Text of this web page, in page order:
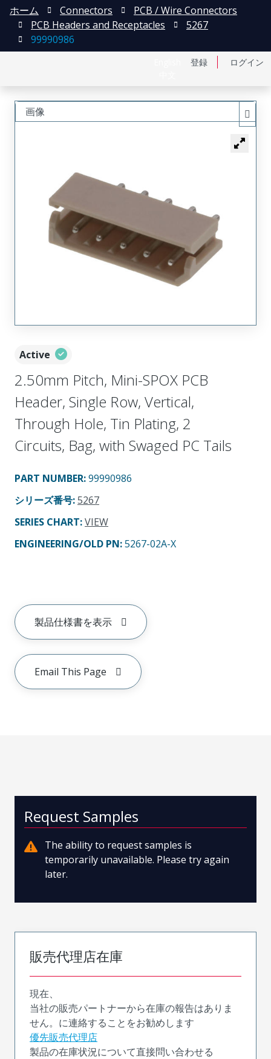
登録 ログイン
ホーム Connectors
PCB / Wire Connectors
PCB Headers and Receptacles
5267
99990986
Active
2.50mm Pitch, Mini-SPOX PCB
Header, Single Row, Vertical,
Through Hole, Tin Plating, 2
Circuits, Bag, with Swaged PC Tails
PART NUMBER:99990986
シリーズ番号:5267
SERIES CHART:VIEW
ENGINEERING/OLD PN:5267-02A-X
製品仕様書を表示
Email This Page
画像
Request Samples
The ability to request samples is
temporarily unavailable. Please try again
later.
販売代理店在庫
現在、
当社の販売パートナーから在庫の報告はありま
せん。に連絡することをお勧めします
優先販売代理店
製品の在庫状況について直接問い合わせる